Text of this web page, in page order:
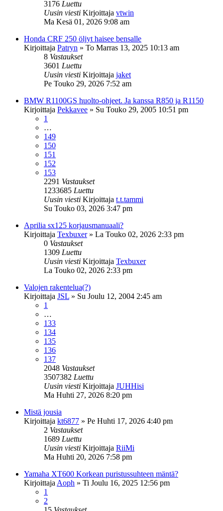
3176 Luettu
Uusin viesti Kirjoittaja vtwin
Ma Kesä 01, 2026 9:08 am
Honda CRF 250 öljyt haisee bensalle
Kirjoittaja Patryn » To Marras 13, 2025 10:13 am
8 Vastaukset
3601 Luettu
Uusin viesti Kirjoittaja jaket
Pe Touko 29, 2026 7:52 am
BMW R1100GS huolto-ohjeet. Ja kanssa R850 ja R1150
Kirjoittaja Pekkavee » Su Touko 29, 2005 10:51 pm
1
…
149
150
151
152
153
2291 Vastaukset
1233685 Luettu
Uusin viesti Kirjoittaja t.t.tammi
Su Touko 03, 2026 3:47 pm
Aprilia sx125 korjausmanuaali?
Kirjoittaja Texbuxer» La Touko 02, 2026 2:33 pm
0 Vastaukset
1309 Luettu
Uusin viesti Kirjoittaja Texbuxer
La Touko 02, 2026 2:33 pm
Valojen rakentelua(?)
Kirjoittaja JSL » Su Joulu 12, 2004 2:45 am
1
…
133
134
135
136
137
2048 Vastaukset
3507382 Luettu
Uusin viesti Kirjoittaja JUHHisi
Ma Huhti 27, 2026 8:20 pm
Mistä jousia
Kirjoittaja kt6877 » Pe Huhti 17, 2026 4:40 pm
2 Vastaukset
1689 Luettu
Uusin viesti Kirjoittaja RiiMi
Ma Huhti 20, 2026 7:58 pm
Yamaha XT600 Korkean puristussuhteen mäntä?
Kirjoittaja Aoph » Ti Joulu 16, 2025 12:56 pm
1
2